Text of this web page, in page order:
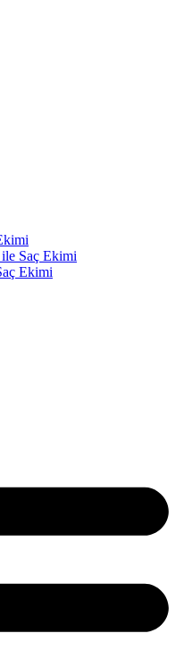
Saç Ekimi
Ekimi